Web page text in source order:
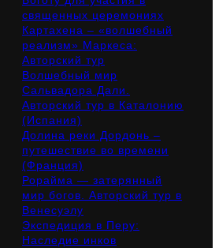
священных церемониях
Картахена – «волшебный
реализм» Маркеса:
Авторский тур
Волшебный мир
Сальвадора Дали.
Авторский тур в Каталонию
(Испания)
Долина реки Дордонь –
путешествие во времени
(Франция)
Рорайма — затерянный
мир богов. Авторский тур в
Венесуэлу
Экспедиция в Перу:
Наследие инков